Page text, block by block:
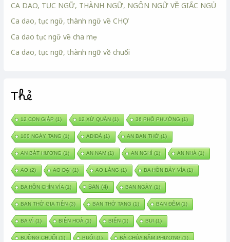
CA DAO, TỤC NGỮ, THÀNH NGỮ, NGÔN NGỮ VỀ GIẤC NGỦ
Ca dao, tục ngữ, thành ngữ về CHỢ
Ca dao tục ngữ về cha mẹ
Ca dao, tục ngữ, thành ngữ về chuối
Thẻ
12 CON GIÁP (1) 12 XỨ QUÂN (1) 36 PHỐ PHƯỜNG (1)
100 NGÀY TANG (1) ADIĐÀ (1) AN BAN THỜ(1)
AN BÁT HƯƠNG (1) AN NAM(1) AN NGHỈ (1) AN NHÀ (1)
AO (2) AO DẠI (1) AO LÀNG (1) BA HỒN BẢY VÍA(1)
BA HỒN CHÍN VÍA(1) BAN (4) BAN NGÀY (1)
BAN THỜ GIA TIÊN (3) BAN THỜ TANG (1) BAN ĐÊM(1)
BA VÌ (1) BIÊN HOÀ (1) BIỂN (1) BUI (1)
BUỒNG CHUỐI (1) BUỔI (1) BÀ CHÚA NĂM PHƯƠNG (1)